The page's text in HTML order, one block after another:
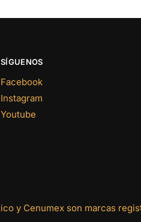
SÍGUENOS
Facebook
Instagram
Youtube
y Cenumex son marcas